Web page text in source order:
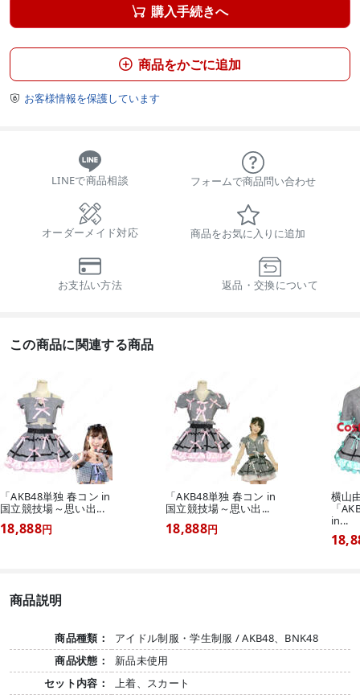
 購入手続きへ
 商品をかごに追加
 お客様情報を保護しています
LINEで商品相談 フォームで商品問い合わせ
オーダーメイド対応 商品をお気に入りに追加
お支払い方法 返品・交換について
この商品に関連する商品
「AKB48単独 春コン in
国立競技場～思い出...
18,888円
「AKB48単独 春コン in
国立競技場～思い出...
18,888円
横山
「
in...
商品説明
商品種類：
アイドル制服・学生制服 / AKB48、BNK48
商品状態：
新品未使用
セット内容：
上着、スカート